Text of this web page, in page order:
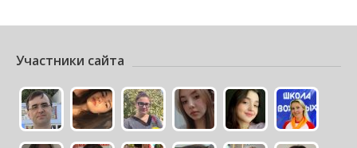
Участники сайта